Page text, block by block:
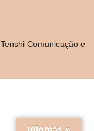
Tenshi Comunicação e